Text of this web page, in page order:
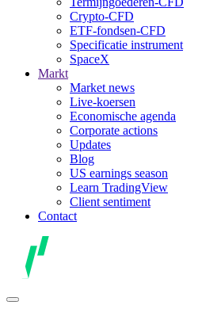
Crypto-CFD
ETF-fondsen-CFD
Specificatie instrument
SpaceX
Markt
Market news
Live-koersen
Economische agenda
Corporate actions
Updates
Blog
US earnings season
Learn TradingView
Client sentiment
Contact